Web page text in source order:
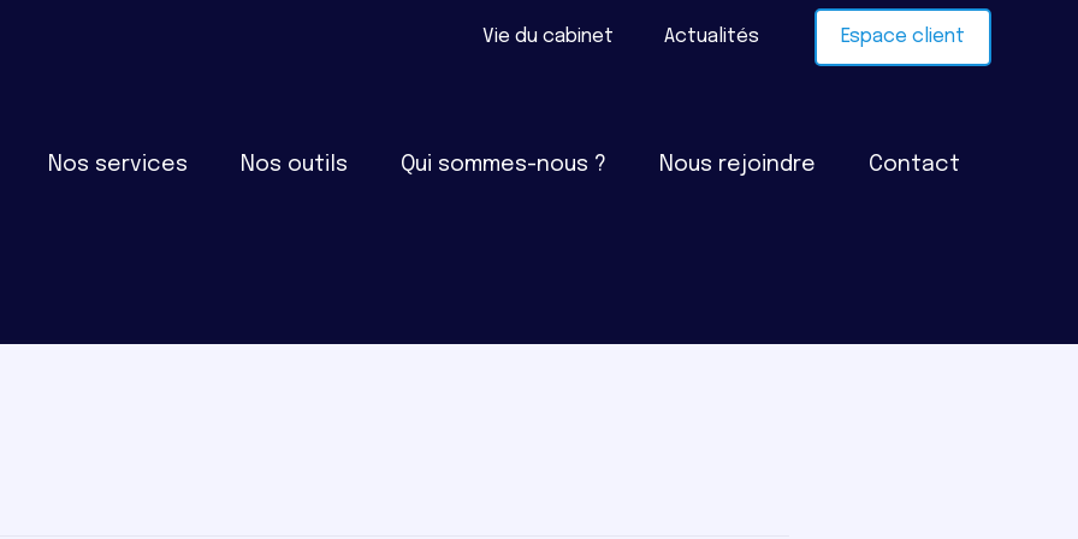
Vie du cabinet Actualités Connexion
Espace client
Nos services Nos outils Qui sommes-nous ? Nous rejoindre Contact